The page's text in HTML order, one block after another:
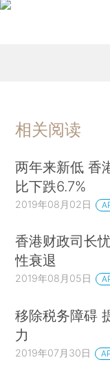
相关阅读
两年来新低 香
比下跌6.7%
2019年08月02日
香港财政司长
性衰退
2019年08月05日
移除税务障碍
力
2019年07月30日